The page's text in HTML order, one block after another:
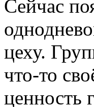
Сейчас
цеху.
что-то
ценность